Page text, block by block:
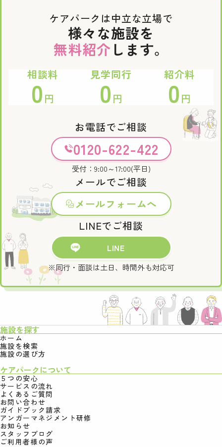
ケアパークは中立な立場で
様々な施設を
無料紹介 します。
相談料
0 円
見学同行
0 円
紹介料
0 円
お電話でご相談
0120-622-422
受付：9:00～17:00(平日)
メールでご相談
メールフォームへ
LINEでご相談
LINE
※同行・面談は土日、時間外も対応可
施設を探す
ホーム
施設を検索
施設の選び方
ケアパークについて
５つの安心
サービスの流れ
よくあるご質問
お問い合わせ
ガイドブック請求
アンガーマネジメント研修
お知らせ
スタッフブログ
ご利用者様の声